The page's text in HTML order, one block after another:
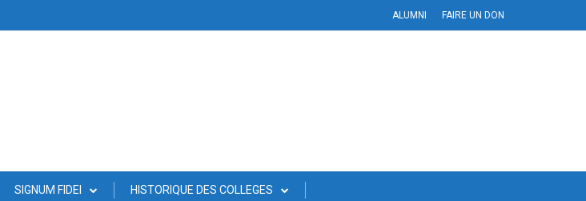
ALUMNI FAIRE UN DON
SIGNUM FIDEI HISTORIQUE DES COLLEGES